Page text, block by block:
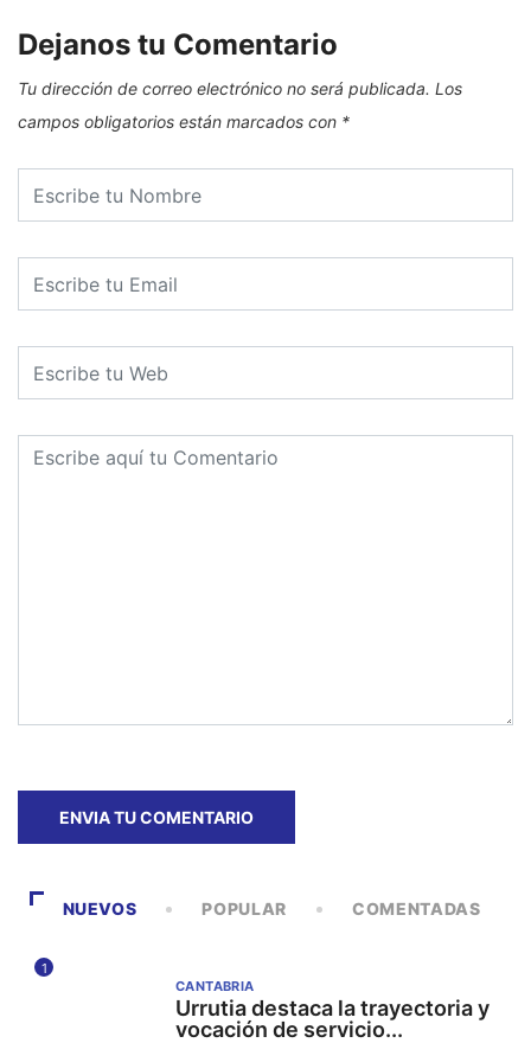
Dejanos tu Comentario
Tu dirección de correo electrónico no será publicada. Los
campos obligatorios están marcados con *
NUEVOS POPULAR COMENTADAS
1
CANTABRIA
Urrutia destaca la trayectoria y
vocación de servicio...